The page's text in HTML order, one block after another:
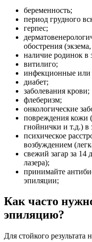
беременность;
период грудного
герпес;
обострения
наличие родинок в
витилиго;
инфекционные или
диабет;
заболевания крови;
флеберизм;
онкологические
повреждения кожи
гнойнички и т.д.) в
психическое
возбуждением
свежий загар за 14
лазера);
принимайте
эпиляции;
Как часто
эпиляцию?
Для стойкого